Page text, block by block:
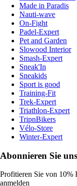
Made in Paradis
Nauti-wave
On-Fight
Padel-Expert
Pet and Garden
Slowood Interior
Smash-Expert
Sneak'In
Sneakids
Sport is good
Training-Fit
Trek-Expert
Triathlon-Expert
TripnBikers
Vélo-Store
Winter-Expert
Abonnieren Sie
Profitieren Sie von 10%
anmelden